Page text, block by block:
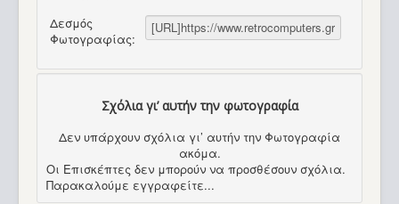
Δεσμός
Φωτογραφίας:
Σχόλια γι’ αυτήν την φωτογραφία
Δεν υπάρχουν σχόλια γι’ αυτήν την Φωτογραφία
ακόμα.
Οι Επισκέπτες δεν μπορούν να προσθέσουν σχόλια.
Παρακαλούμε εγγραφείτε...